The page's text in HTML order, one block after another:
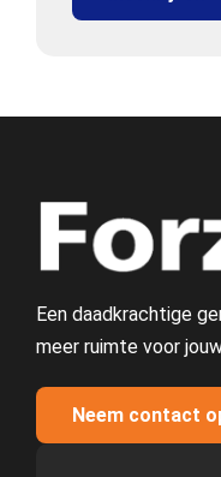
Een daadkrachtige
meer ruimte voor
Neem contact